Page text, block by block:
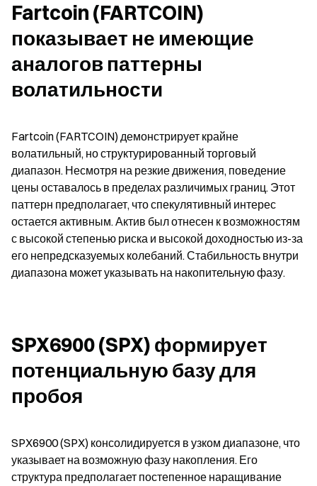
Fartcoin (FARTCOIN)
показывает не имеющие
аналогов паттерны
волатильности
Fartcoin (FARTCOIN) демонстрирует крайне
волатильный, но структурированный торговый
диапазон. Несмотря на резкие движения, поведение
цены оставалось в пределах различимых границ. Этот
паттерн предполагает, что спекулятивный интерес
остается активным. Актив был отнесен к возможностям
с высокой степенью риска и высокой доходностью из-за
его непредсказуемых колебаний. Стабильность внутри
диапазона может указывать на накопительную фазу.
SPX6900 (SPX) формирует
потенциальную базу для
пробоя
SPX6900 (SPX) консолидируется в узком диапазоне, что
указывает на возможную фазу накопления. Его
структура предполагает постепенное наращивание